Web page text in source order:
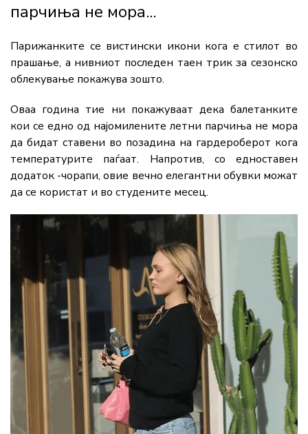
парчиња не мора...
Парижанките се вистински икони кога е стилот во
прашање, а нивниот последен таен трик за сезонско
облекување покажува зошто.
Оваа година тие ни покажуваат дека балетанките
кои се едно од најомилените летни парчиња не мора
да бидат ставени во позадина на гардероберот кога
температурите паѓаат. Напротив, со едноставен
додаток -чорапи, овие вечно елегантни обувки можат
да се користат и во студените месец.